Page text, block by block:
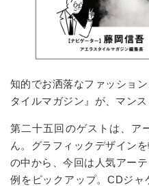
知的でお洒落なファッショ
タイルマガジン』が、マンス
第二十五回のゲストは、ア
ん。グラフィックデザイン
の中から、今回は人気アー
例をピックアップ。CDジ